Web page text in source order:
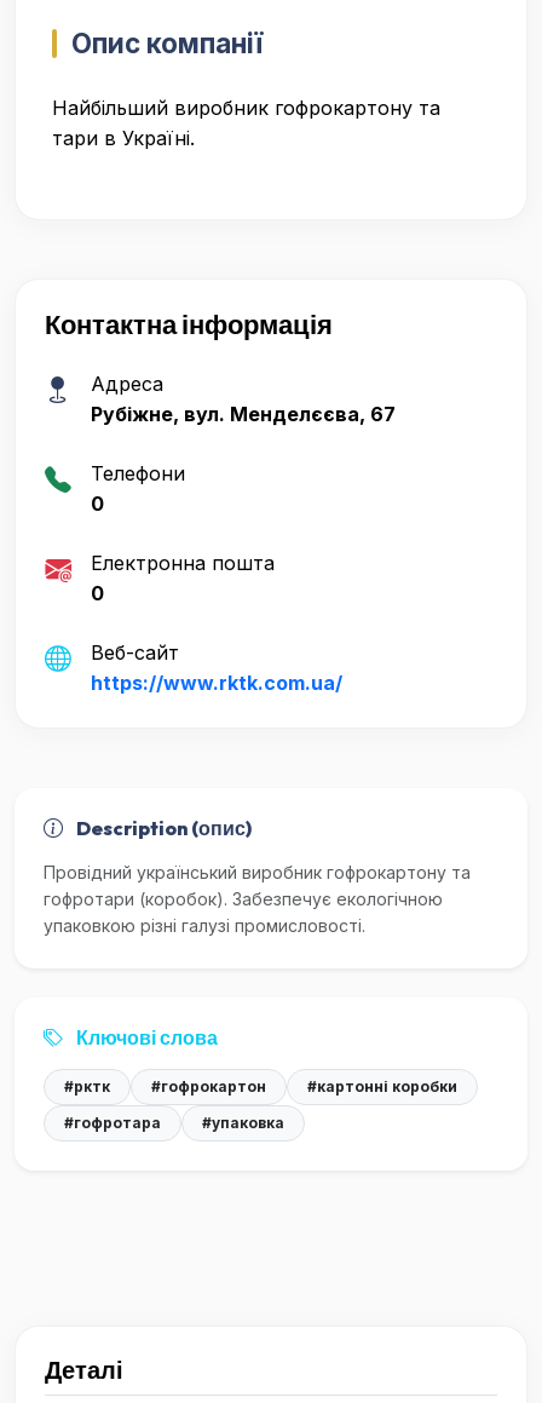
Опис компанії
Найбільший виробник гофрокартону та
тари в Україні.
Контактна інформація
Адреса
Рубіжне, вул. Менделєєва, 67
Телефони
0
Електронна пошта
0
Веб-сайт
https://www.rktk.com.ua/
Description (опис)
Провідний український виробник гофрокартону та
гофротари (коробок). Забезпечує екологічною
упаковкою різні галузі промисловості.
Ключові слова
#рктк #гофрокартон
#картонні коробки
#гофротара
#упаковка
Деталі